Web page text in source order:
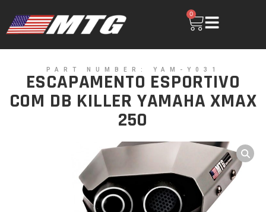
0
PART NUMBER: YAM-Y031
ESCAPAMENTO ESPORTIVO
COM DB KILLER YAMAHA XMAX
250